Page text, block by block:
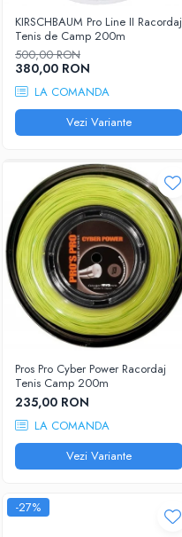
KIRSCHBAUM Pro Line II Racordaj
Tenis de Camp 200m
500,00 RON
380,00 RON
LA COMANDA
Vezi Variante
Pros Pro Cyber Power Racordaj
Tenis Camp 200m
235,00 RON
LA COMANDA
Vezi Variante
-27%